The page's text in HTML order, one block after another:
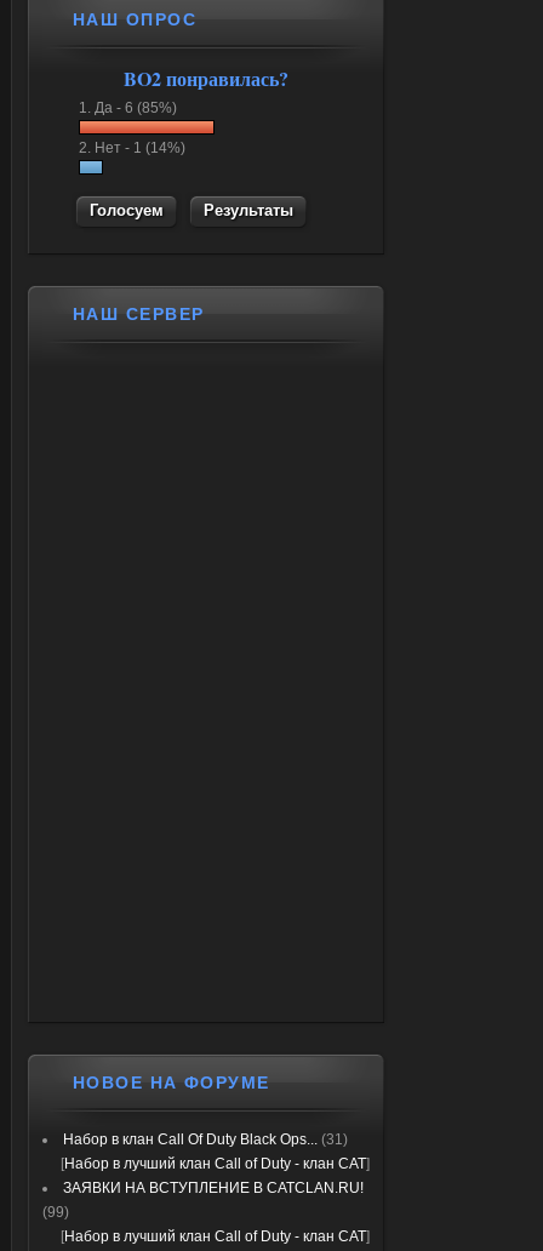
НАШ ОПРОС
BO2 понравилась?
1. Да - 6 (85%)
2. Нет - 1 (14%)
Результаты
НАШ СЕРВЕР
НОВОЕ НА ФОРУМЕ
Набор в клан Call Of Duty Black Ops... (31)
[Набор в лучший клан Call of Duty - клан CAT]
ЗАЯВКИ НА ВСТУПЛЕНИЕ В CATCLAN.RU!
(99)
[Набор в лучший клан Call of Duty - клан CAT]